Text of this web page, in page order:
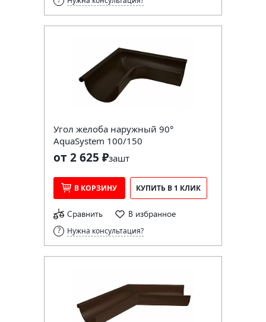
Угол желоба наружный 90°
AquaSystem 100/150
от 2 625 ₽зашт
В КОРЗИНУ КУПИТЬ В 1 КЛИК
Сравнить В избранное
Нужна консультация?